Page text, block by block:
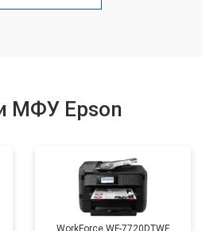
от 2500 ₽
МФУ Epson
WorkForce WF-7720DTWF